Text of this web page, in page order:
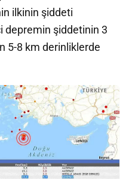
ilkinin şiddeti
depremin şiddetinin 3
5-8 km derinliklerde